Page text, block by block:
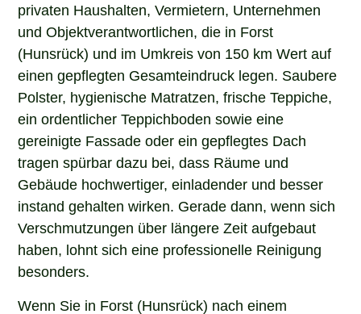
privaten Haushalten, Vermietern, Unternehmen
und Objektverantwortlichen, die in Forst
(Hunsrück) und im Umkreis von 150 km Wert auf
einen gepflegten Gesamteindruck legen. Saubere
Polster, hygienische Matratzen, frische Teppiche,
ein ordentlicher Teppichboden sowie eine
gereinigte Fassade oder ein gepflegtes Dach
tragen spürbar dazu bei, dass Räume und
Gebäude hochwertiger, einladender und besser
instand gehalten wirken. Gerade dann, wenn sich
Verschmutzungen über längere Zeit aufgebaut
haben, lohnt sich eine professionelle Reinigung
besonders.
Wenn Sie in Forst (Hunsrück) nach einem